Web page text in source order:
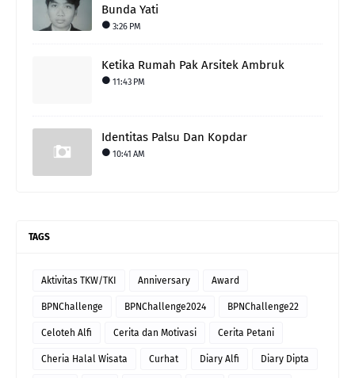
Bunda Yati
3:26 PM
Ketika Rumah Pak Arsitek Ambruk
11:43 PM
Identitas Palsu Dan Kopdar
10:41 AM
TAGS
Aktivitas TKW/TKI Anniversary Award
BPNChallenge BPNChallenge2024 BPNChallenge22
Celoteh Alfi Cerita dan Motivasi Cerita Petani
Cheria Halal Wisata Curhat Diary Alfi Diary Dipta